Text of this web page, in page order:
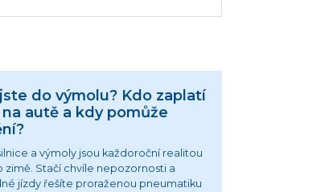
do výmolu? Kdo zaplatí
autě a kdy pomůže
a výmoly jsou každoroční realitou
zimě. Stačí chvíle nepozornosti a
jízdy řešíte proraženou pneumatiku